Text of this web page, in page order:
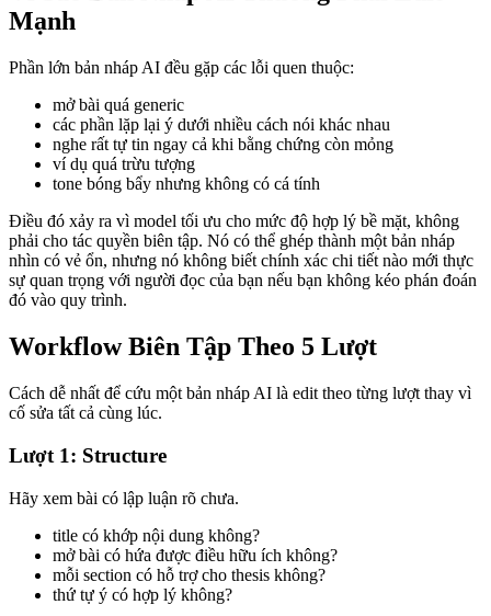
Mạnh
Phần lớn bản nháp AI đều gặp các lỗi quen thuộc:
mở bài quá generic
các phần lặp lại ý dưới nhiều cách nói khác nhau
nghe rất tự tin ngay cả khi bằng chứng còn mỏng
ví dụ quá trừu tượng
tone bóng bẩy nhưng không có cá tính
Điều đó xảy ra vì model tối ưu cho mức độ hợp lý bề mặt, không
phải cho tác quyền biên tập. Nó có thể ghép thành một bản nháp
nhìn có vẻ ổn, nhưng nó không biết chính xác chi tiết nào mới thực
sự quan trọng với người đọc của bạn nếu bạn không kéo phán đoán
đó vào quy trình.
Workflow Biên Tập Theo 5 Lượt
Cách dễ nhất để cứu một bản nháp AI là edit theo từng lượt thay vì
cố sửa tất cả cùng lúc.
Lượt 1: Structure
Hãy xem bài có lập luận rõ chưa.
title có khớp nội dung không?
mở bài có hứa được điều hữu ích không?
mỗi section có hỗ trợ cho thesis không?
thứ tự ý có hợp lý không?